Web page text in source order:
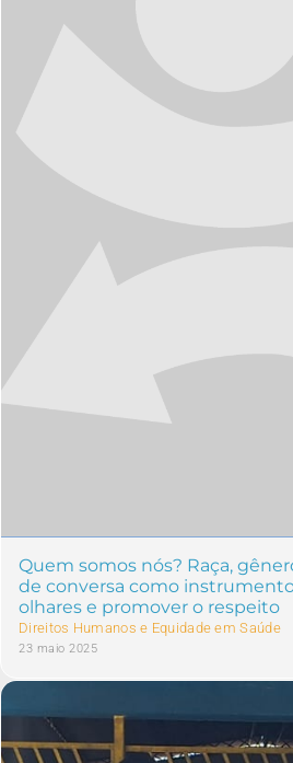
Quem somos nós? Raça,
de conversa como
olhares e promover o respeito
Direitos Humanos e Equidade em Saúde
23 maio 2025